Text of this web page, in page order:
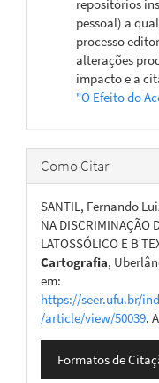
repositórios
pessoal) a
processo
alterações
impacto e a
"O Efeito do
Como Citar
SANTIL, Fernando
NA DISCRIMINAÇÃO
LATOSSÓLICO E B
Cartografia,
em:
https://seer.ufu.br/
/article/view/50039.
Formatos de